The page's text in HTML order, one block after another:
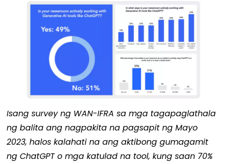
Isang survey ng WAN-IFRA sa mga tagapaglathala
ng balita ang nagpakita na pagsapit ng Mayo
2023, halos kalahati na ang aktibong gumagamit
ng ChatGPT o mga katulad na tool, kung saan 70%